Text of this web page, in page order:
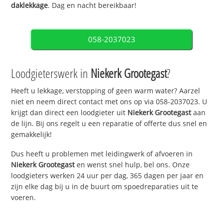
daklekkage. Dag en nacht bereikbaar!
058-2037023
Loodgieterswerk in Niekerk Grootegast?
Heeft u lekkage, verstopping of geen warm water? Aarzel
niet en neem direct contact met ons op via 058-2037023. U
krijgt dan direct een loodgieter uit Niekerk Grootegastaan
de lijn. Bij ons regelt u een reparatie of offerte dus snel en
gemakkelijk!
Dus heeft u problemen met leidingwerk of afvoeren in
Niekerk Grootegasten wenst snel hulp, bel ons. Onze
loodgieters werken 24 uur per dag, 365 dagen per jaar en
zijn elke dag bij u in de buurt om spoedreparaties uit te
voeren.